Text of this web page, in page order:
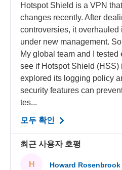
Hotspot Shield is a VPN
changes recently. After
controversies, it
under new management.
My global team and I tested
see if Hotspot Shield (HSS)
explored its logging policy
security features can
tes...
모두 확인
최근 사용자 호평
H Howard Rosenbrook